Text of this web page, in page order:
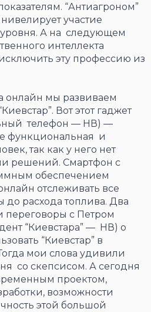
“Антиагроном”
участие
А на следующем
интеллекта
эту профессию из
онлайн мы развиваем
Вот этот гаджет
телефон — НВ) —
функциональная и
так как у него нет
решений. Смартфон с
обеспечением
отслеживать все
до расхода топлива. Два
переговоры с Петром
“Киевстара” — НВ) о
“Киевстар” в
мои слова удивили
со скепсисом. А сегодня
проектом,
возможности
этой большой